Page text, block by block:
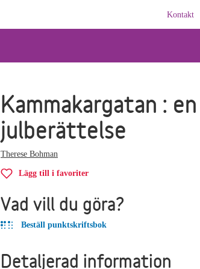
Kontakt
Kammakargatan : en
julberättelse
Therese Bohman
Lägg till i favoriter
Vad vill du göra?
Beställ punktskriftsbok
Detaljerad information